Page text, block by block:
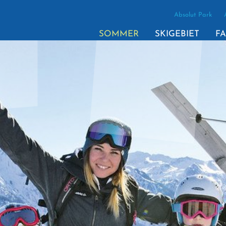
Absolut Park
SOMMER SKIGEBIET